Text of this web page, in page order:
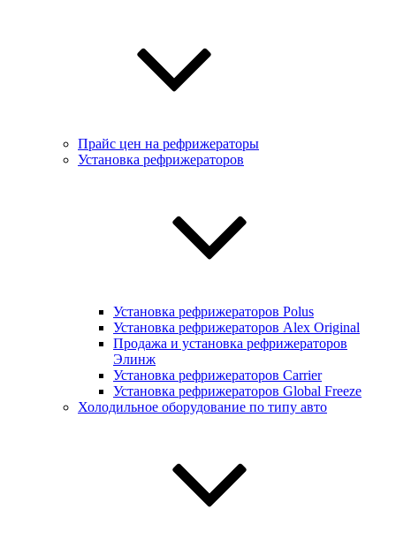
Прайс цен на рефрижераторы
Установка рефрижераторов
Установка рефрижераторов Polus
Установка рефрижераторов Alex Original
Продажа и установка рефрижераторов
Элинж
Установка рефрижераторов Carrier
Установка рефрижераторов Global Freeze
Холодильное оборудование по типу авто